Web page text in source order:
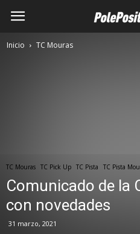
Inicio TC Mouras
TC Mouras TC Pick Up TC Pista TC Pista
Comunicado de la
con novedades
31 marzo, 2021